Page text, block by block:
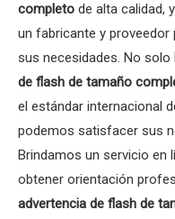
completo de alta calidad, y
un fabricante y
sus necesidades. No solo
de flash de tamaño
el estándar internacional
podemos satisfacer sus
Brindamos un servicio en
obtener orientación
advertencia de flash de